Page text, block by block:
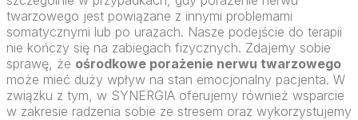
twarzowego jest powiązane z innymi problemami
somatycznymi lub po urazach. Nasze podejście do terapii
nie kończy się na zabiegach fizycznych. Zdajemy sobie
sprawę, że ośrodkowe porażenie nerwu twarzowego
może mieć duży wpływ na stan emocjonalny pacjenta. W
związku z tym, w SYNERGIA oferujemy również wsparcie
w zakresie radzenia sobie ze stresem oraz wykorzystujemy